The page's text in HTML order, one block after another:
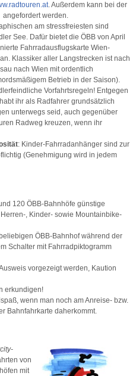
. Außerdem kann bei der
angefordert werden.
am stressfreiesten sind
See. Dafür bietet die ÖBB von April
Fahrradausflugskarte Wien-
Klassiker aller Langstrecken ist nach
nach Wien mit ordentlich
Betrieb in der Saison).
Vorfahrtsregeln! Entgegen
ihr als Radfahrer grundsätzlich
unterwegs seid, auch gegenüber
Radweg kreuzen, wenn ihr
: Kinder-Fahrradanhänger sind zur
(Genehmigung wird in jedem
120 ÖBB-Bahnhöfe günstige
, Kinder- sowie Mountainbike-
ÖBB-Bahnhof während der
Schalter mit Fahrradpiktogramm
vorgezeigt werden, Kaution
erkundigen!
wenn man noch am Anreise- bzw.
Bahnfahrkarte daherkommt.
von
mit